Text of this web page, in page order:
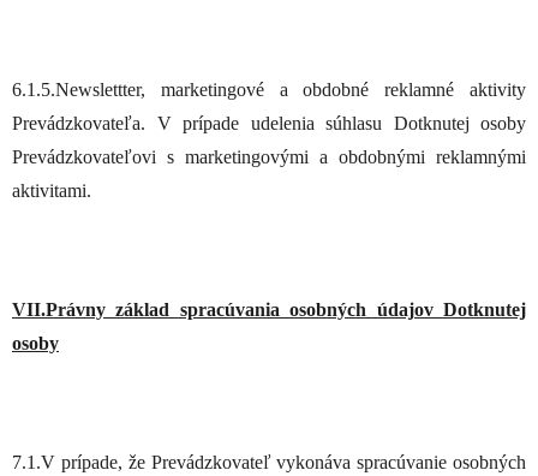
6.1.5.Newslettter, marketingové a obdobné reklamné aktivity
Prevádzkovateľa. V prípade udelenia súhlasu Dotknutej osoby
Prevádzkovateľovi s marketingovými a obdobnými reklamnými
aktivitami.
VII.Právny základ spracúvania osobných údajov Dotknutej
osoby
7.1.V prípade, že Prevádzkovateľ vykonáva spracúvanie osobných